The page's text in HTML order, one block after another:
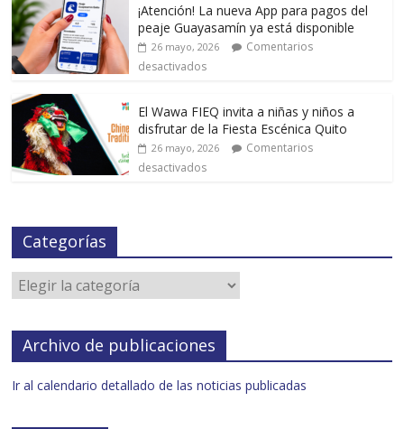
¡Atención! La nueva App para pagos del
peaje Guayasamín ya está disponible
26 mayo, 2026
Comentarios
desactivados
El Wawa FIEQ invita a niñas y niños a
disfrutar de la Fiesta Escénica Quito
26 mayo, 2026
Comentarios
desactivados
Categorías
Archivo de publicaciones
Ir al calendario detallado de las noticias publicadas